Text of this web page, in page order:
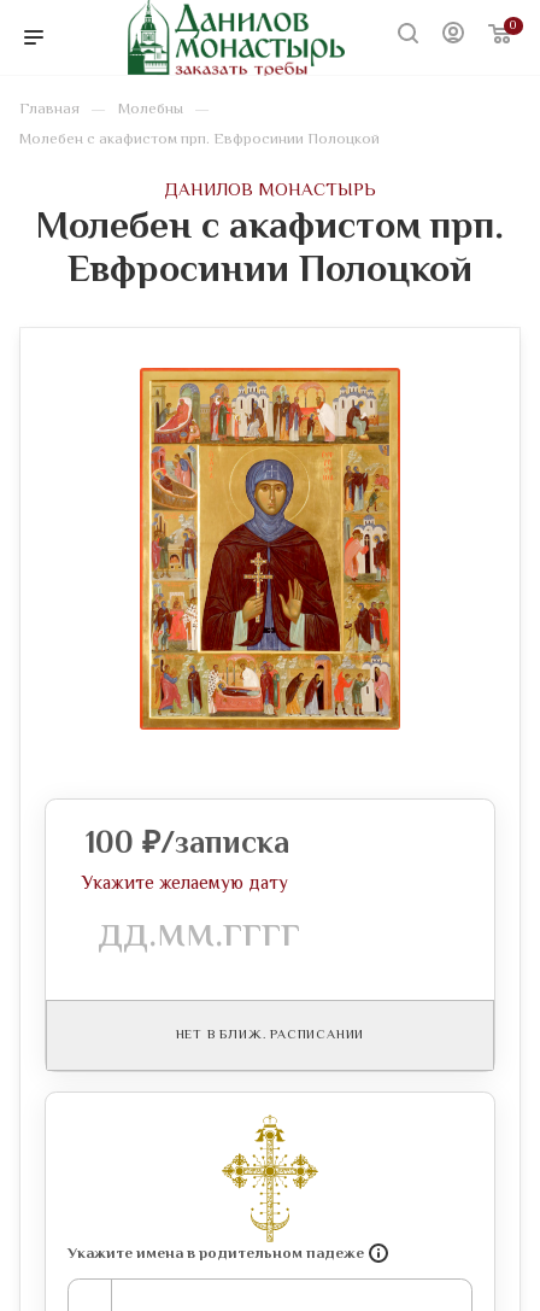
0
Главная — Молебны —
Молебен с акафистом прп. Евфросинии Полоцкой
ДАНИЛОВ МОНАСТЫРЬ
Молебен с акафистом прп.
Евфросинии Полоцкой
Укажите имена в родительном падеже
100 ₽/записка
Укажите желаемую дату
НЕТ В БЛИЖ. РАСПИСАНИИ